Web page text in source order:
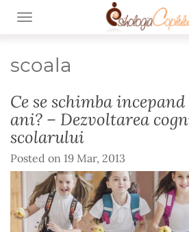
TOGGLE NAVIGATION
scoala
Ce se schimba
ani? – Dezvoltarea
scolarului
Posted on 19 Mar, 2013